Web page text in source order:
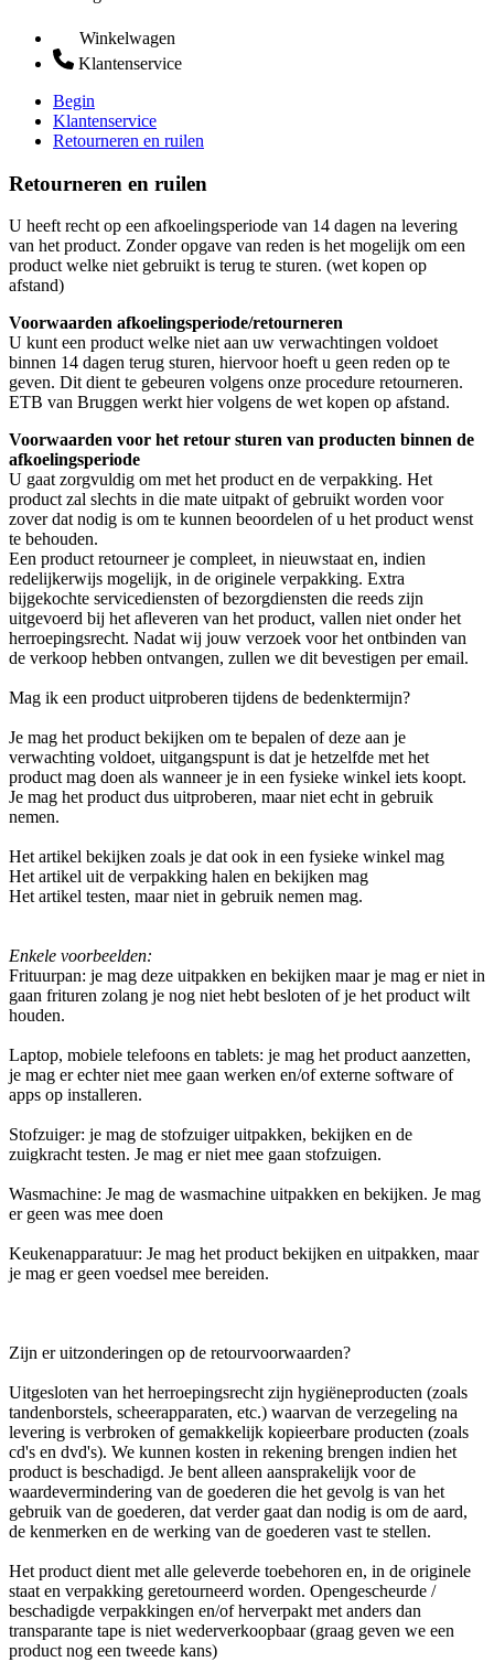
Winkelwagen
Klantenservice
Begin
Klantenservice
Retourneren en ruilen
Retourneren en ruilen
U heeft recht op een afkoelingsperiode van 14 dagen na levering
van het product. Zonder opgave van reden is het mogelijk om een
product welke niet gebruikt is terug te sturen. (wet kopen op
afstand)
Voorwaarden afkoelingsperiode/retourneren
U kunt een product welke niet aan uw verwachtingen voldoet
binnen 14 dagen terug sturen, hiervoor hoeft u geen reden op te
geven. Dit dient te gebeuren volgens onze procedure retourneren.
ETB van Bruggen werkt hier volgens de wet kopen op afstand.
Voorwaarden voor het retour sturen van producten binnen de
afkoelingsperiode
U gaat zorgvuldig om met het product en de verpakking. Het
product zal slechts in die mate uitpakt of gebruikt worden voor
zover dat nodig is om te kunnen beoordelen of u het product wenst
te behouden.
Een product retourneer je compleet, in nieuwstaat en, indien
redelijkerwijs mogelijk, in de originele verpakking. Extra
bijgekochte servicediensten of bezorgdiensten die reeds zijn
uitgevoerd bij het afleveren van het product, vallen niet onder het
herroepingsrecht. Nadat wij jouw verzoek voor het ontbinden van
de verkoop hebben ontvangen, zullen we dit bevestigen per email.
Mag ik een product uitproberen tijdens de bedenktermijn?
Je mag het product bekijken om te bepalen of deze aan je
verwachting voldoet, uitgangspunt is dat je hetzelfde met het
product mag doen als wanneer je in een fysieke winkel iets koopt.
Je mag het product dus uitproberen, maar niet echt in gebruik
nemen.
Het artikel bekijken zoals je dat ook in een fysieke winkel mag
Het artikel uit de verpakking halen en bekijken mag
Het artikel testen, maar niet in gebruik nemen mag.
Enkele voorbeelden:
Frituurpan: je mag deze uitpakken en bekijken maar je mag er niet in
gaan frituren zolang je nog niet hebt besloten of je het product wilt
houden.
Laptop, mobiele telefoons en tablets: je mag het product aanzetten,
je mag er echter niet mee gaan werken en/of externe software of
apps op installeren.
Stofzuiger: je mag de stofzuiger uitpakken, bekijken en de
zuigkracht testen. Je mag er niet mee gaan stofzuigen.
Wasmachine: Je mag de wasmachine uitpakken en bekijken. Je mag
er geen was mee doen
Keukenapparatuur: Je mag het product bekijken en uitpakken, maar
je mag er geen voedsel mee bereiden.
Zijn er uitzonderingen op de retourvoorwaarden?
Uitgesloten van het herroepingsrecht zijn hygiëneproducten (zoals
tandenborstels, scheerapparaten, etc.) waarvan de verzegeling na
levering is verbroken of gemakkelijk kopieerbare producten (zoals
cd's en dvd's). We kunnen kosten in rekening brengen indien het
product is beschadigd. Je bent alleen aansprakelijk voor de
waardevermindering van de goederen die het gevolg is van het
gebruik van de goederen, dat verder gaat dan nodig is om de aard,
de kenmerken en de werking van de goederen vast te stellen.
Het product dient met alle geleverde toebehoren en, in de originele
staat en verpakking geretourneerd worden. Opengescheurde /
beschadigde verpakkingen en/of herverpakt met anders dan
transparante tape is niet wederverkoopbaar (graag geven we een
product nog een tweede kans)